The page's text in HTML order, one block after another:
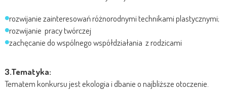
rozwijanie zainteresowań różnorodnymi technikami plastycznymi;
rozwijanie pracy twórczej
zachęcanie do wspólnego współdziałania z rodzicami
3.Tematyka:
Tematem konkursu jest ekologia i dbanie o najbliższe otoczenie.